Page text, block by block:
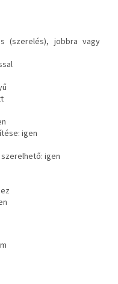
(szerelés), jobbra vagy
igen
igen